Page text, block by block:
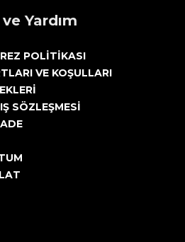
Yardım
POLİTİKASI
VE KOŞULLARI
SÖZLEŞMESİ